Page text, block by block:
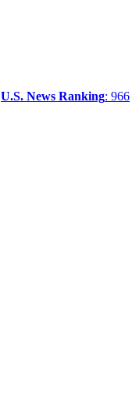
U.S. News Ranking: 966